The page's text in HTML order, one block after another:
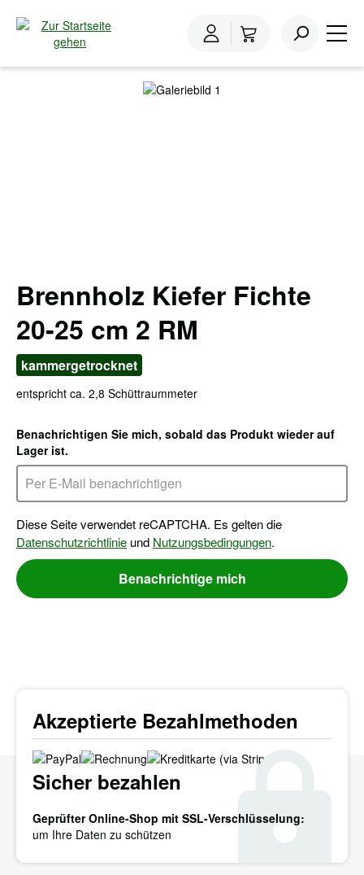
springen
Home Brennholz Brennholz Nadelholz
Bildergalerie überspringen
Brennholz Kiefer Fichte
20-25 cm 2 RM
kammergetrocknet
entspricht ca. 2,8 Schüttraummeter
Benachrichtigen Sie mich, sobald das Produkt wieder auf
Lager ist.
Diese Seite verwendet reCAPTCHA. Es gelten die
Datenschutzrichtlinie und Nutzungsbedingungen.
Benachrichtige mich
Akzeptierte Bezahlmethoden
Sicher bezahlen
Geprüfter Online-Shop mit SSL-Verschlüsselung:
um Ihre Daten zu schützen